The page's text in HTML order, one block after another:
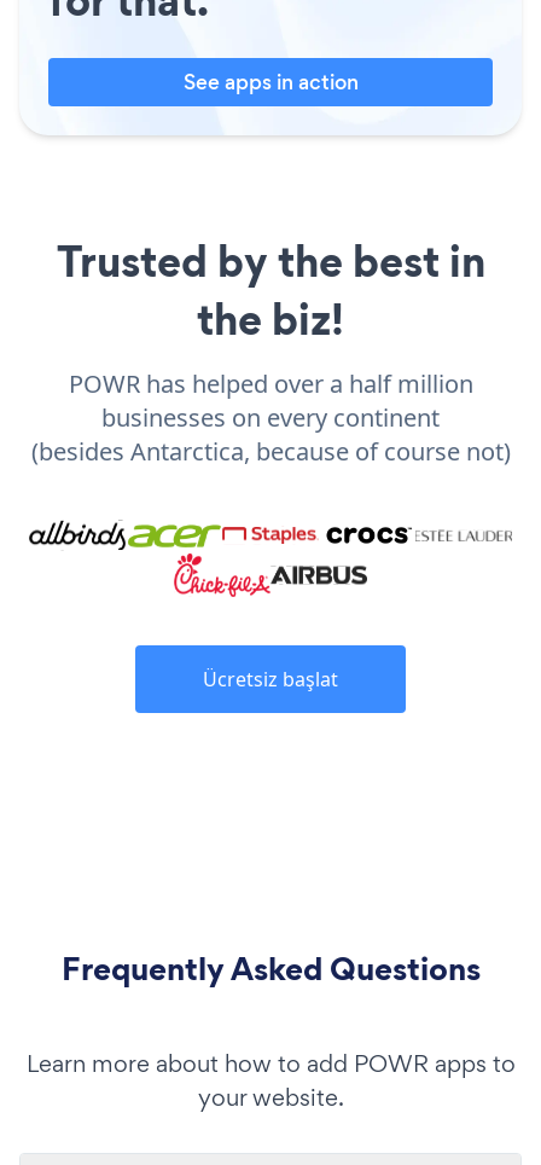
See apps in action
Trusted by the best in
the biz!
POWR has helped over a half million
businesses on every continent
(besides Antarctica, because of course not)
Ücretsiz başlat
Frequently Asked Questions
Learn more about how to add POWR apps to
your website.